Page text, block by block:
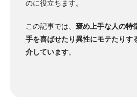
のに役立ちます。
この記事では、 褒め上手な人の特
手を喜ばせたり異性にモテたりす
介しています。